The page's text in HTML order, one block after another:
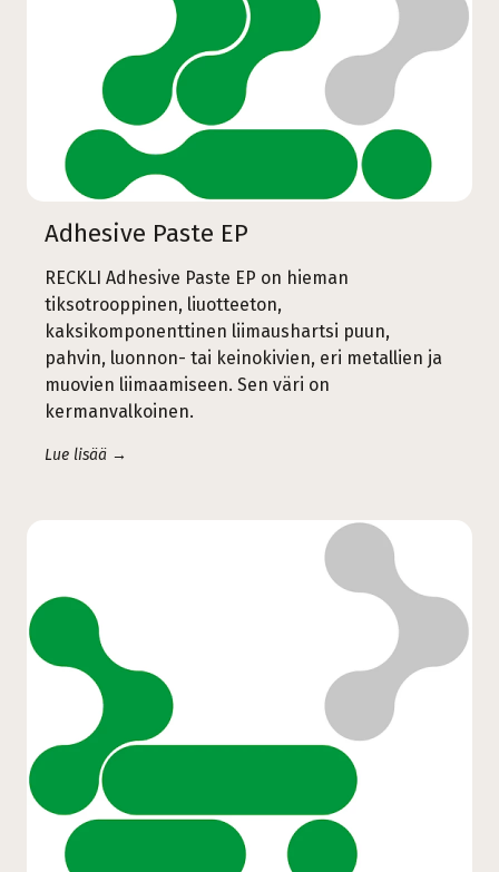
Adhesive Paste EP
RECKLI Adhesive Paste EP on hieman
tiksotrooppinen, liuotteeton,
kaksikomponenttinen liimaushartsi puun,
pahvin, luonnon- tai keinokivien, eri metallien ja
muovien liimaamiseen. Sen väri on
kermanvalkoinen.
Lue lisää →